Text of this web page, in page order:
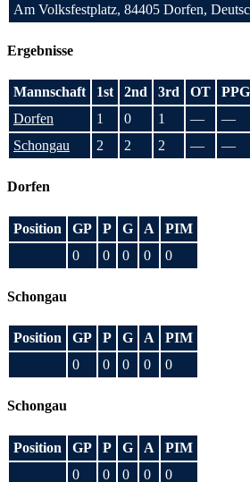
Am Volksfestplatz, 84405 Dorfen,
Ergebnisse
Mannschaft 1st 2nd 3rd OT PPG
Dorfen
1 0 1 — —
Schongau
2 2 2 — —
Dorfen
Position GP P G A
PIM
0
0 0 0 0
Schongau
Position GP P G A
PIM
0
0 0 0 0
Schongau
Position GP P G A
PIM
0
0 0 0 0